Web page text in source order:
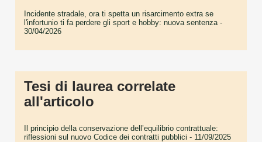
Incidente stradale, ora ti spetta un risarcimento extra se
l'infortunio ti fa perdere gli sport e hobby: nuova sentenza -
30/04/2026
Tesi di laurea correlate
all'articolo
Il principio della conservazione dell’equilibrio contrattuale:
riflessioni sul nuovo Codice dei contratti pubblici - 11/09/2025